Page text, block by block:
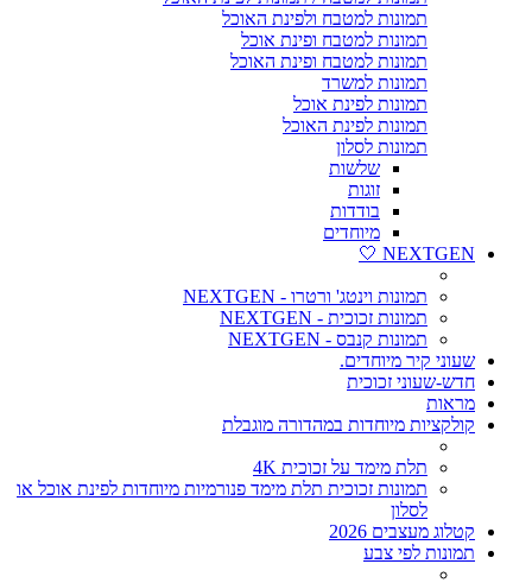
תמונות למטבח ולפינת האוכל
תמונות למטבח ופינת אוכל
תמונות למטבח ופינת האוכל
תמונות למשרד
תמונות לפינת אוכל
תמונות לפינת האוכל
תמונות לסלון
שלשות
זוגות
בודדות
מיוחדים
NEXTGEN 🤍
תמונות וינטג' ורטרו - NEXTGEN
תמונות זכוכית - NEXTGEN
תמונות קנבס - NEXTGEN
שעוני קיר מיוחדים.
חדש-שעוני זכוכית
מראות
קולקציות מיוחדות במהדורה מוגבלת
תלת מימד על זכוכית 4K
תמונות זכוכית תלת מימד פנורמיות מיוחדות לפינת אוכל או
לסלון
קטלוג מעצבים 2026
תמונות לפי צבע